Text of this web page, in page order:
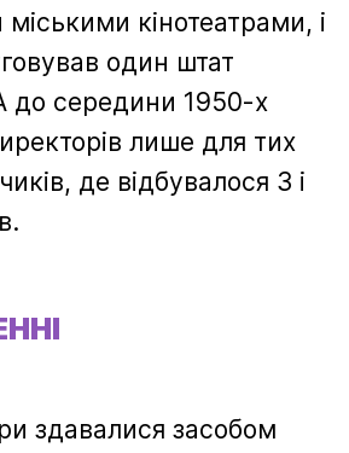
кінотеатрами, і
один штат
до середини 1950-х
лише для тих
де відбувалося 3 і
здавалися засобом